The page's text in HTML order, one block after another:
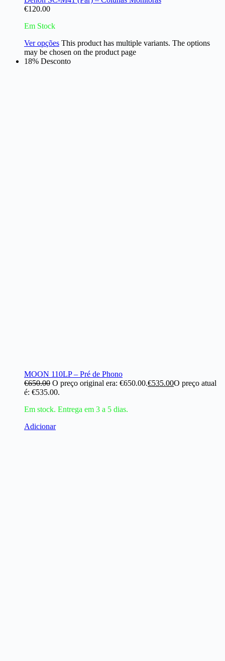
€120.00
Em Stock
Ver opções This product has multiple variants. The options
may be chosen on the product page
18% Desconto
MOON 110LP – Pré de Phono
€650.00 O preço original era: €650.00.€535.00O preço atual
é: €535.00.
Em stock. Entrega em 3 a 5 dias.
Adicionar